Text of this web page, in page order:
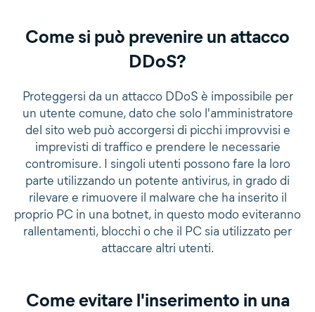
Come si può prevenire un attacco
DDoS?
Proteggersi da un attacco DDoS è impossibile per
un utente comune, dato che solo l'amministratore
del sito web può accorgersi di picchi improvvisi e
imprevisti di traffico e prendere le necessarie
contromisure. I singoli utenti possono fare la loro
parte utilizzando un potente antivirus, in grado di
rilevare e rimuovere il malware che ha inserito il
proprio PC in una botnet, in questo modo eviteranno
rallentamenti, blocchi o che il PC sia utilizzato per
attaccare altri utenti.
Come evitare l'inserimento in una